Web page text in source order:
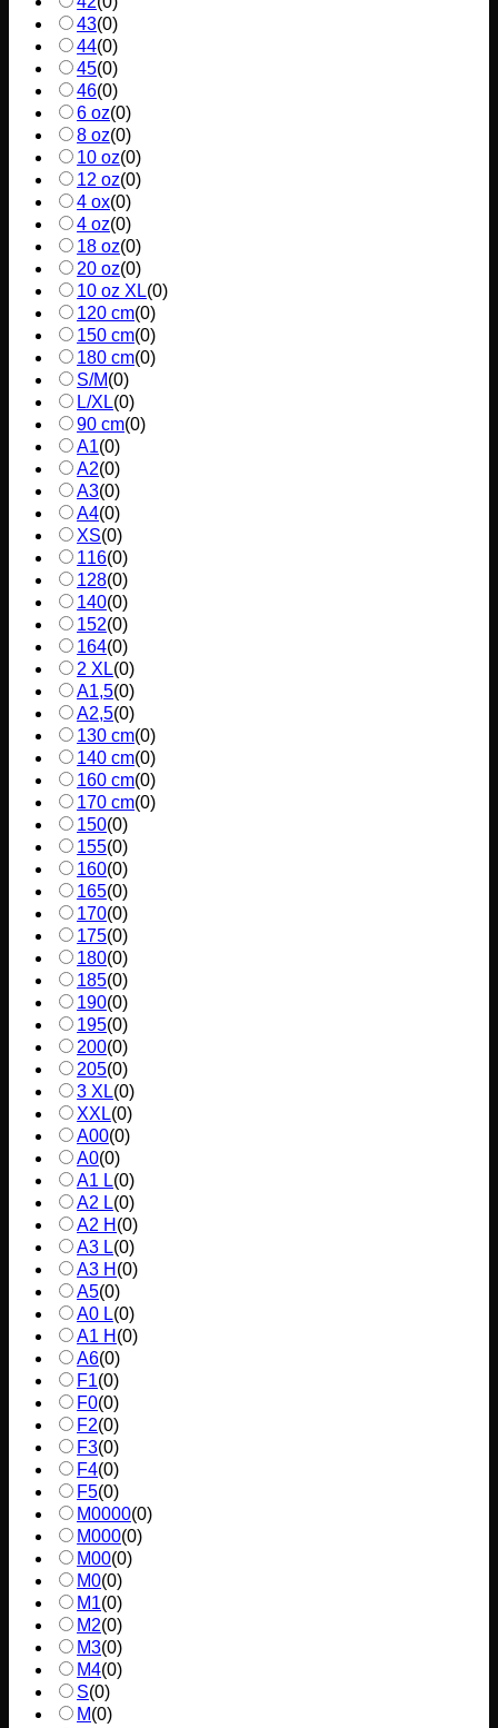
43(0)
44(0)
45(0)
46(0)
6 oz(0)
8 oz(0)
10 oz(0)
12 oz(0)
4 ox(0)
4 oz(0)
18 oz(0)
20 oz(0)
10 oz XL(0)
120 cm(0)
150 cm(0)
180 cm(0)
S/M(0)
L/XL(0)
90 cm(0)
A1(0)
A2(0)
A3(0)
A4(0)
XS(0)
116(0)
128(0)
140(0)
152(0)
164(0)
2 XL(0)
A1,5(0)
A2,5(0)
130 cm(0)
140 cm(0)
160 cm(0)
170 cm(0)
150(0)
155(0)
160(0)
165(0)
170(0)
175(0)
180(0)
185(0)
190(0)
195(0)
200(0)
205(0)
3 XL(0)
XXL(0)
A00(0)
A0(0)
A1 L(0)
A2 L(0)
A2 H (0)
A3 L(0)
A3 H (0)
A5(0)
A0 L(0)
A1 H (0)
A6(0)
F1(0)
F0(0)
F2(0)
F3(0)
F4(0)
F5(0)
M0000(0)
M000(0)
M00(0)
M0(0)
M1(0)
M2(0)
M3(0)
M4(0)
S(0)
M(0)